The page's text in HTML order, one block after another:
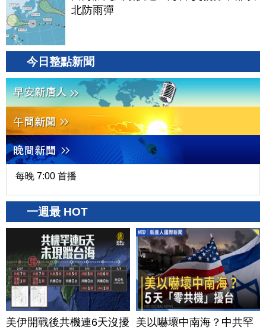
北防雨彈
今日整點新聞
每晚 7:00 首播
一週最 HOT
美伊開戰後共機連6天沒擾
美以嚇壞中南海？中共罕